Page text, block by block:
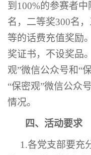
到100%的参赛者
名，二等奖300名
等的话费充值奖励
奖证书，不设奖品
观”微信公众号和“
“保密观”微信公众
情况。
四、活动要求
1.各党支部要充